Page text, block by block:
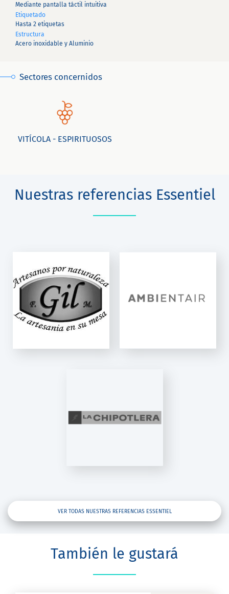
Mediante pantalla táctil intuitiva
Etiquetado
Hasta 2 etiquetas
Estructura
Acero inoxidable y Aluminio
Sectores concernidos
VITÍCOLA - ESPIRITUOSOS
Nuestras referencias Essentiel
AMBIENTAIR
Essentiel
VER TODAS NUESTRAS REFERENCIAS ESSENTIEL
También le gustará